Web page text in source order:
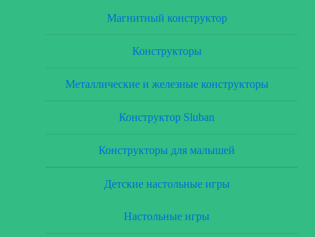
Магнитный конструктор
Конструкторы
Металлические и железные конструкторы
Конструктор Sluban
Конструкторы для малышей
Детские настольные игры
Настольные игры